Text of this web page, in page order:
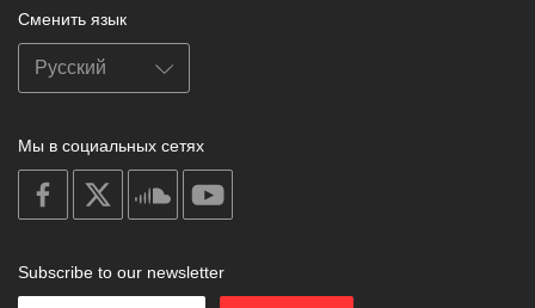
Сменить язык
Мы в социальных сетях
on
facebook
soundcloud
Subscribe to our newsletter